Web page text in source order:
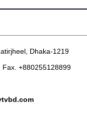
Dhaka-1219
+880255128899